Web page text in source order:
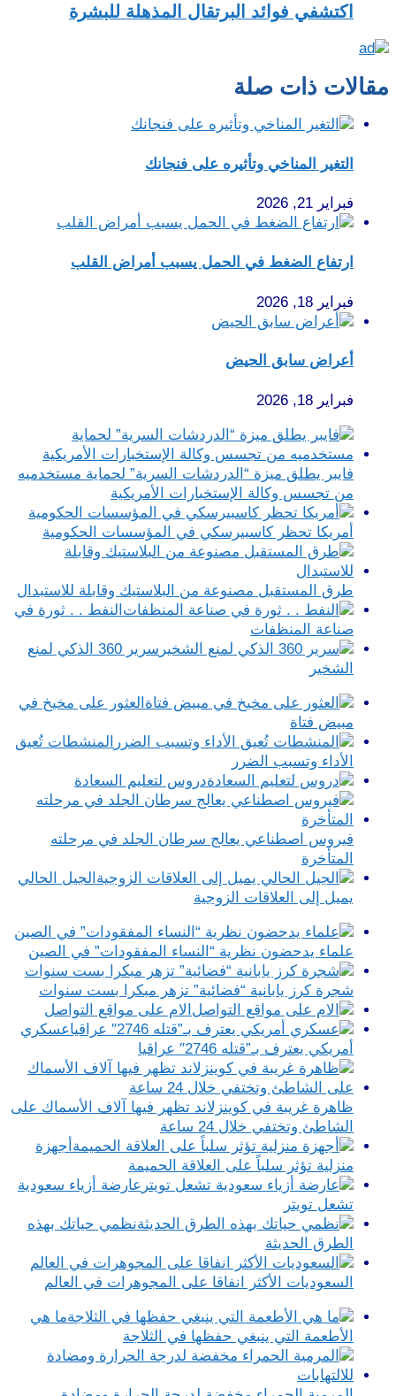
اكتشفي فوائد البرتقال المذهلة للبشرة
مقالات ذات صلة
التغير المناخي وتأثيره على فنجانك
فبراير 21, 2026
ارتفاع الضغط في الحمل يسبب أمراض القلب
فبراير 18, 2026
أعراض سابق الحيض
فبراير 18, 2026
فايبر يطلق ميزة “الدردشات السرية” لحماية مستخدميه
من تجسس وكالة الإستخبارات الأمريكية
أمريكا تحظر كاسبيرسكي في المؤسسات الحكومية
طرق المستقبل مصنوعة من البلاستيك وقابلة للاستبدال
النفط . . ثورة في
صناعة المنظفات
سرير 360 الذكي لمنع
الشخير
العثور على مخيخ في
مبيض فتاة
المنشطات تُعيق
الأداء وتسبب الضرر
دروس لتعليم السعادة
فيروس اصطناعي يعالج سرطان الجلد في مرحلته
المتأخرة
الجيل الحالي
يميل إلى العلاقات الزوجية
علماء يدحضون نظرية “النساء المفقودات” في الصين
شجرة كرز يابانية “فضائية” تزهر مبكرا بست سنوات
الام على مواقع التواصل
عسكري
أمريكي يعترف بـ”قتله 2746″ عراقيا
ظاهرة غريبة في كوينزلاند تظهر فيها آلاف الأسماك على
الشاطئ وتختفي خلال 24 ساعة
أجهزة
منزلية تؤثر سلباً على العلاقة الحميمة
عارضة أزياء سعودية
تشعل تويتر
نظمي حياتك بهذه
الطرق الحديثة
السعوديات الأكثر انفاقا على المجوهرات في العالم
ما هي
الأطعمة التي ينبغي حفظها في الثلاجة